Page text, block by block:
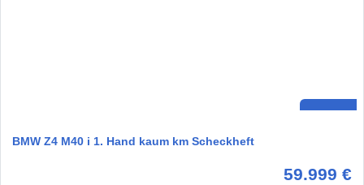
BMW Z4 M40 i 1. Hand kaum km Scheckheft
59.999 €